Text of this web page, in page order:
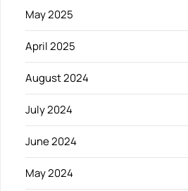
May 2025
April 2025
August 2024
July 2024
June 2024
May 2024